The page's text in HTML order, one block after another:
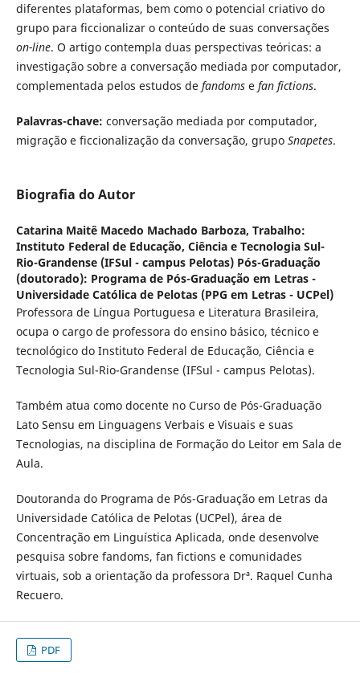
diferentes plataformas, bem como o potencial criativo do
grupo para ficcionalizar o conteúdo de suas conversações
on-line. O artigo contempla duas perspectivas teóricas: a
investigação sobre a conversação mediada por computador,
complementada pelos estudos de fandomse fan fictions.
Palavras-chave: conversação mediada por computador,
migração e ficcionalização da conversação, grupo Snapetes.
Biografia do Autor
Catarina Maitê Macedo Machado Barboza, Trabalho:
Instituto Federal de Educação, Ciência e Tecnologia Sul-
Rio-Grandense (IFSul - campus Pelotas) Pós-Graduação
(doutorado): Programa de Pós-Graduação em Letras -
Universidade Católica de Pelotas (PPG em Letras - UCPel)
Professora de Língua Portuguesa e Literatura Brasileira,
ocupa o cargo de professora do ensino básico, técnico e
tecnológico do Instituto Federal de Educação, Ciência e
Tecnologia Sul-Rio-Grandense (IFSul - campus Pelotas).
Também atua como docente no Curso de Pós-Graduação
Lato Sensu em Linguagens Verbais e Visuais e suas
Tecnologias, na disciplina de Formação do Leitor em Sala de
Aula.
Doutoranda do Programa de Pós-Graduação em Letras da
Universidade Católica de Pelotas (UCPel), área de
Concentração em Linguística Aplicada, onde desenvolve
pesquisa sobre fandoms, fan fictions e comunidades
virtuais, sob a orientação da professora Drª. Raquel Cunha
Recuero.
PDF